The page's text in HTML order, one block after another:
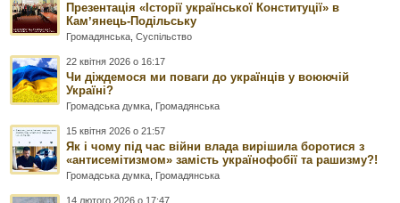
Презентація «Історії української Конституції» в
Камʼянець-Подільську
Громадянська,Суспільство
22 квітня 2026 о 16:17
Чи діждемося ми поваги до українців у воюючій
Україні?
Громадська думка, Громадянська
15 квітня 2026 о 21:57
Як і чому під час війни влада вирішила боротися з
«антисемітизмом» замість українофобії та рашизму?!
Громадська думка, Громадянська
14 лютого 2026 о 17:47